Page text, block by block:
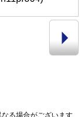
る場合がございます